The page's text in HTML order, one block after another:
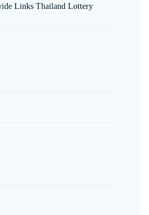
Links Thailand Lottery